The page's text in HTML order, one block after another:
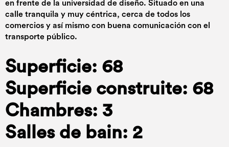
en frente de la universidad de diseño. Situado en una
calle tranquila y muy céntrica, cerca de todos los
comercios y así mismo con buena comunicación con el
transporte público.
Superficie: 68
Superficie construite: 68
Chambres: 3
Salles de bain: 2